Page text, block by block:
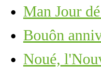
Man Jour
Bouôn
Noué,